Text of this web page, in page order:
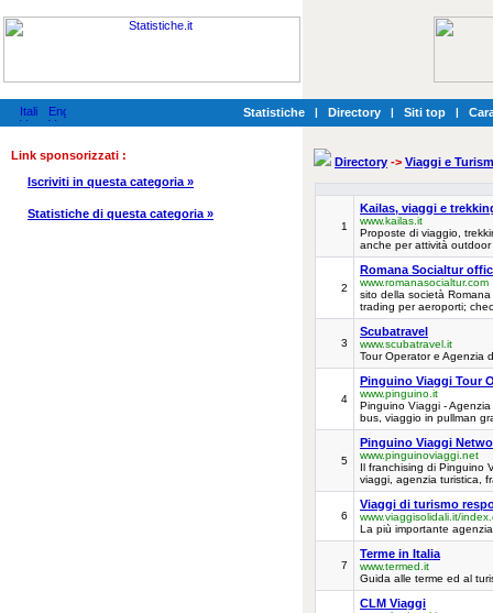
Statistiche | Directory | Siti top |
Link sponsorizzati :
Iscriviti in questa categoria »
Statistiche di questa categoria »
Directory -> Viaggi e
1
Kailas, viaggi e
www.kailas.it
Proposte di viaggio,
anche per attività
2
Romana Socialtur
www.romanasocialtur.com
sito della società
trading per aeroporti;
3
Scubatravel
www.scubatravel.it
Tour Operator e Agenzia
4
Pinguino Viaggi Tour
www.pinguino.it
Pinguino Viaggi -
bus, viaggio in pullman
5
Pinguino Viaggi
www.pinguinoviaggi.net
Il franchising di Pinguino
viaggi, agenzia turistica,
6
Viaggi di turismo
www.viaggisolidali.it/
La più importante
7
Terme in Italia
www.termed.it
Guida alle terme ed al
CLM Viaggi